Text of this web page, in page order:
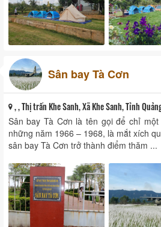
Sân bay Tà Cơn
, , Thị trấn Khe Sanh, Xã Khe Sanh, Tỉnh
Sân bay Tà Cơn là tên gọi để chỉ
những năm 1966 – 1968, là mắt xích
sân bay Tà Cơn trở thành điểm thăm ...